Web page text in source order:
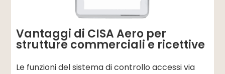
Vantaggi di CISA Aero per
strutture commerciali e ricettive
Le funzioni del sistema di controllo accessi via